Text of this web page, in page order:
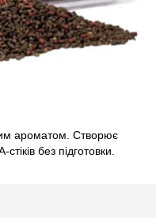
ароматом. Створює
без підготовки.